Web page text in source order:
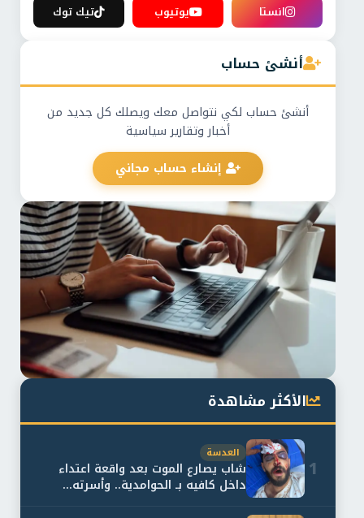
انستا
يوتيوب تيك توك
أنشئ حساب
أنشئ حساب لكي نتواصل معك ويصلك كل جديد من
أخبار وتقارير سياسية
إنشاء حساب مجاني
الأكثر مشاهدة
1
العدسة
شاب يصارع الموت بعد واقعة اعتداء
داخل كافيه بـ الحوامدية.. وأسرته...